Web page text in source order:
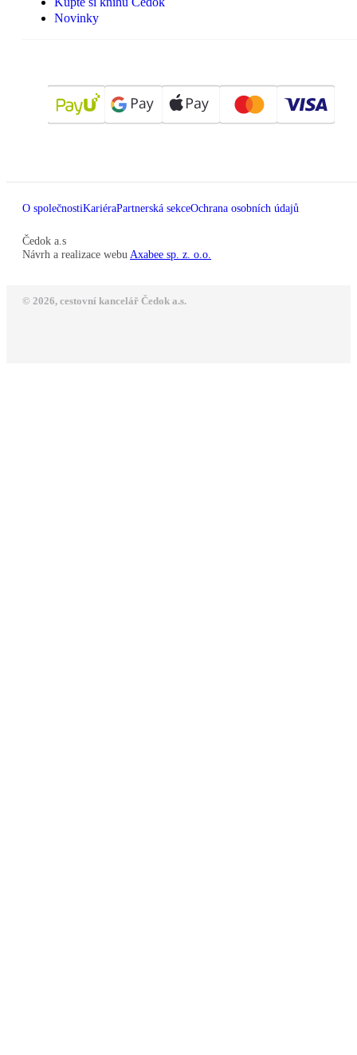
Novinky
O společnostiKariéraPartnerská sekceOchrana osobních údajů
Čedok a.s
Návrh a realizace webu Axabee sp. z. o.o.
© 2026, cestovní kancelář Čedok a.s.